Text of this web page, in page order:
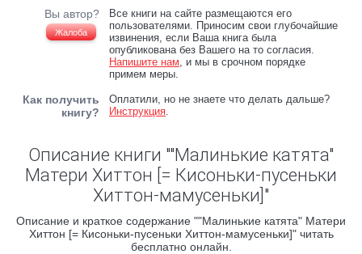
Вы автор?
Жалоба
Все книги на сайте размещаются его
пользователями. Приносим свои глубочайшие
извинения, если Ваша книга была
опубликована без Вашего на то согласия.
Напишите нам, и мы в срочном порядке
примем меры.
Как получить
книгу?
Оплатили, но не знаете что делать дальше?
Инструкция.
Описание книги ""Малинькие катята"
Матери Хиттон [= Кисоньки-пусеньки
Хиттон-мамусеньки]"
Описание и краткое содержание ""Малинькие катята" Матери
Хиттон [= Кисоньки-пусеньки Хиттон-мамусеньки]" читать
бесплатно онлайн.